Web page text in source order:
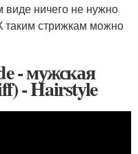
ничего не нужно
таким стрижкам можно
- мужская
- Hairstyle